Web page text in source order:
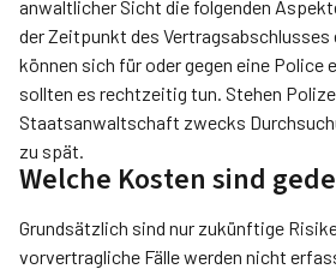
anwaltlicher Sicht die folgenden
der Zeitpunkt des
können sich für oder gegen eine Police
sollten es rechtzeitig tun. Stehen
Staatsanwaltschaft zwecks
zu spät.
Welche Kosten sind
Grundsätzlich sind nur zukünftige
vorvertragliche Fälle werden nicht